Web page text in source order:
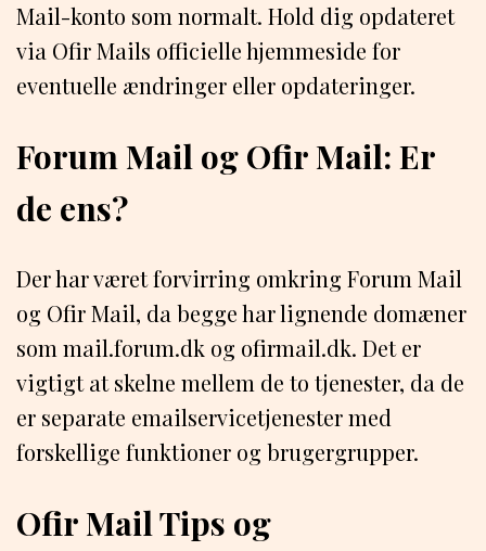
Mail-konto som normalt. Hold dig opdateret
via Ofir Mails officielle hjemmeside for
eventuelle ændringer eller opdateringer.
Forum Mail og Ofir Mail: Er
de ens?
Der har været forvirring omkring Forum Mail
og Ofir Mail, da begge har lignende domæner
som mail.forum.dk og ofirmail.dk. Det er
vigtigt at skelne mellem de to tjenester, da de
er separate emailservicetjenester med
forskellige funktioner og brugergrupper.
Ofir Mail Tips og